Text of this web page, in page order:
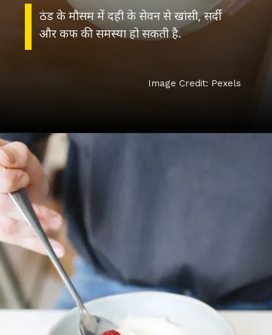
ठंड के मौसम में दही के सेवन से खांसी, सर्दी
और कफ की समस्या हो सकती है.
Image Credit: Pexels